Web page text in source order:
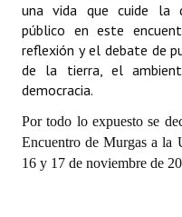
Registros y Distinciones
Datos Históricos
Premio al Mérito - Registro
Audiencias Públicas -
Mujeres que Dejaron
una vida que cuide la
público en este
reflexión y el debate de
de la tierra, el
democracia.
Por todo lo expuesto se
Encuentro de Murgas a la
16 y 17 de noviembre de